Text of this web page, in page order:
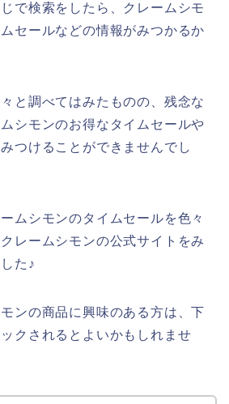
で検索をしたら、クレームシモ
セールなどの情報がみつかるか
と調べてはみたものの、残念な
シモンのお得なタイムセールや
つけることができませんでし
ムシモンのタイムセールを色々
レームシモンの公式サイトをみ
た♪
ンの商品に興味のある方は、下
クされるとよいかもしれませ